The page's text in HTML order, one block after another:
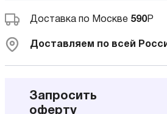
Доставка по Москве 590Р
Доставляем по всей
Запросить
оферту